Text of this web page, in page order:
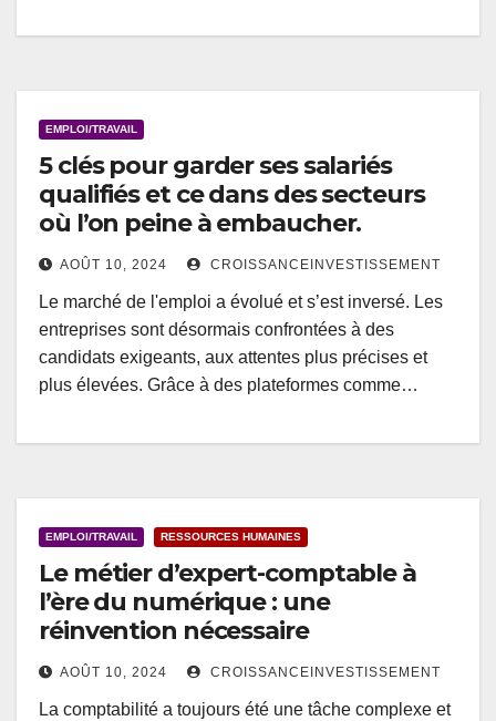
EMPLOI/TRAVAIL
5 clés pour garder ses salariés
qualifiés et ce dans des secteurs
où l’on peine à embaucher.
AOÛT 10, 2024 CROISSANCEINVESTISSEMENT
Le marché de l'emploi a évolué et s’est inversé. Les
entreprises sont désormais confrontées à des
candidats exigeants, aux attentes plus précises et
plus élevées. Grâce à des plateformes comme…
EMPLOI/TRAVAIL RESSOURCES HUMAINES
Le métier d’expert-comptable à
l’ère du numérique : une
réinvention nécessaire
AOÛT 10, 2024 CROISSANCEINVESTISSEMENT
La comptabilité a toujours été une tâche complexe et